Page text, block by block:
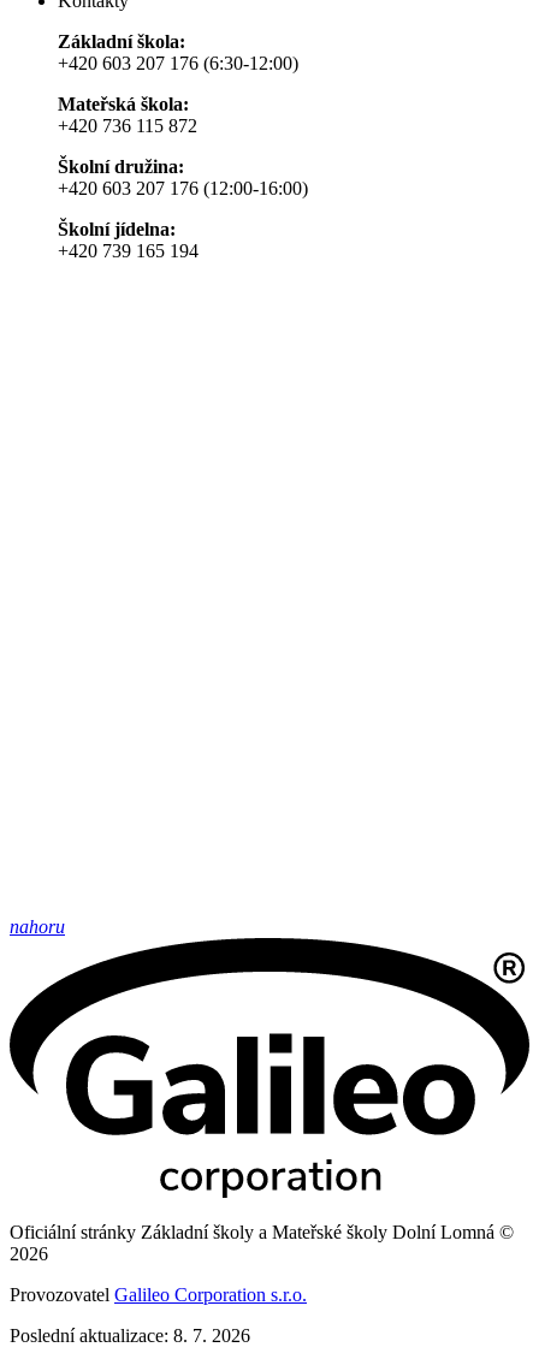
Základní škola:
+420 603 207 176 (6:30-12:00)
Mateřská škola:
+420 736 115 872
Školní družina:
+420 603 207 176 (12:00-16:00)
Školní jídelna:
+420 739 165 194
nahoru
Oficiální stránky Základní školy a Mateřské školy Dolní Lomná ©
2026
Provozovatel Galileo Corporation s.r.o.
Poslední aktualizace: 8. 7. 2026